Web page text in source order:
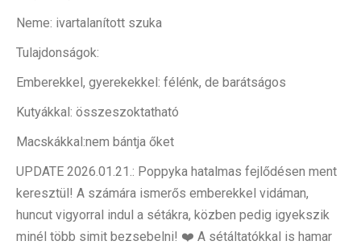
Neme: ivartalanított szuka
Tulajdonságok:
Emberekkel, gyerekekkel: félénk, de barátságos
Kutyákkal: összeszoktatható
Macskákkal:nem bántja őket
UPDATE 2026.01.21.: Poppyka hatalmas fejlődésen ment
keresztül! A számára ismerős emberekkel vidáman,
huncut vigyorral indul a sétákra, közben pedig igyekszik
minél több simit bezsebelni! ❤️ A sétáltatókkal is hamar